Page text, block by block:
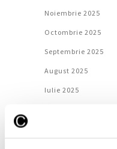
Noiembrie 2025
Octombrie 2025
Septembrie 2025
August 2025
Iulie 2025